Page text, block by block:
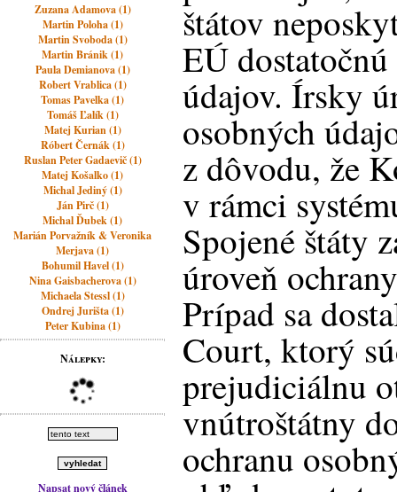
Zuzana Adamova (1)
Martin Poloha (1)
Martin Svoboda (1)
Martin Bránik (1)
Paula Demianova (1)
Robert Vrablica (1)
Tomas Pavelka (1)
Tomáš Ľalík (1)
Matej Kurian (1)
Róbert Černák (1)
Ruslan Peter Gadaevič (1)
Matej Košalko (1)
Michal Jediný (1)
Ján Pirč (1)
Michal Ďubek (1)
Marián Porvažník & Veronika
Merjava (1)
Bohumil Havel (1)
Nina Gaisbacherova (1)
Michaela Stessl (1)
Ondrej Jurišta (1)
Peter Kubina (1)
Nálepky:
Napsat nový článek
štátov
EÚ
údajov. Írsky
osobných
z dôvodu, že
v rámci
Spojené štáty
úroveň
Prípad sa
Court, ktorý
prejudiciálnu
vnútroštátny
ochranu